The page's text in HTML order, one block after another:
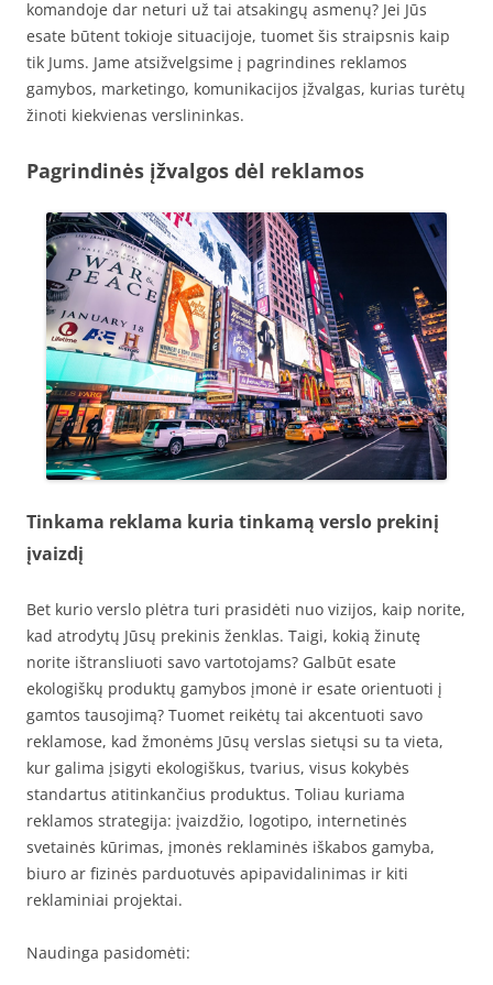
komandoje dar neturi už tai atsakingų asmenų? Jei Jūs
esate būtent tokioje situacijoje, tuomet šis straipsnis kaip
tik Jums. Jame atsižvelgsime į pagrindines reklamos
gamybos, marketingo, komunikacijos įžvalgas, kurias turėtų
žinoti kiekvienas verslininkas.
Pagrindinės įžvalgos dėl reklamos
Tinkama reklama kuria tinkamą verslo prekinį
įvaizdį
Bet kurio verslo plėtra turi prasidėti nuo vizijos, kaip norite,
kad atrodytų Jūsų prekinis ženklas. Taigi, kokią žinutę
norite ištransliuoti savo vartotojams? Galbūt esate
ekologiškų produktų gamybos įmonė ir esate orientuoti į
gamtos tausojimą? Tuomet reikėtų tai akcentuoti savo
reklamose, kad žmonėms Jūsų verslas sietųsi su ta vieta,
kur galima įsigyti ekologiškus, tvarius, visus kokybės
standartus atitinkančius produktus. Toliau kuriama
reklamos strategija: įvaizdžio, logotipo, internetinės
svetainės kūrimas, įmonės reklaminės iškabos gamyba,
biuro ar fizinės parduotuvės apipavidalinimas ir kiti
reklaminiai projektai.
Naudinga pasidomėti: